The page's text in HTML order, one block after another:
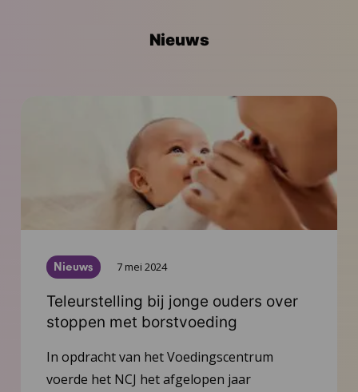
Nieuws
Nieuws 7 mei 2024
Teleurstelling bij jonge ouders over
stoppen met borstvoeding
In opdracht van het Voedingscentrum
voerde het NCJ het afgelopen jaar